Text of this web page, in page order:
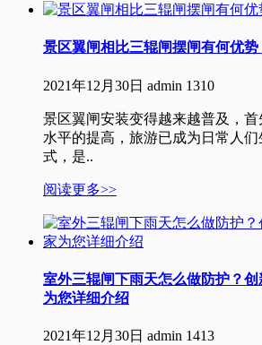
景区翼闸相比三辊闸摆闸有何优势
2021年12月30日 admin 1310
景区翼闸安装变得越来越普及，
水平的提高，旅游已成为日常人
式，是..
阅读更多>>
室外​三辊闸下雨天怎么做防护？
为您详细介绍
2021年12月30日 admin 1413